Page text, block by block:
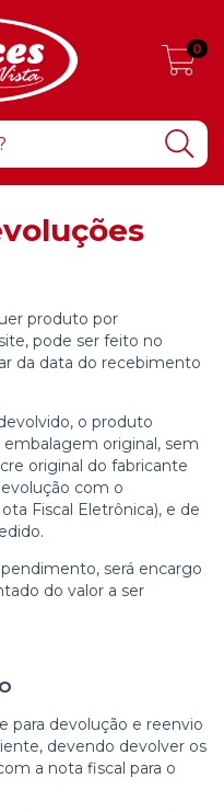
0
produto por
pode ser feito no
da data do recebimento
o produto
original, sem
original do fabricante
com o
Fiscal Eletrônica), e de
será encargo
do valor a ser
para devolução e reenvio
devendo devolver os
a nota fiscal para o